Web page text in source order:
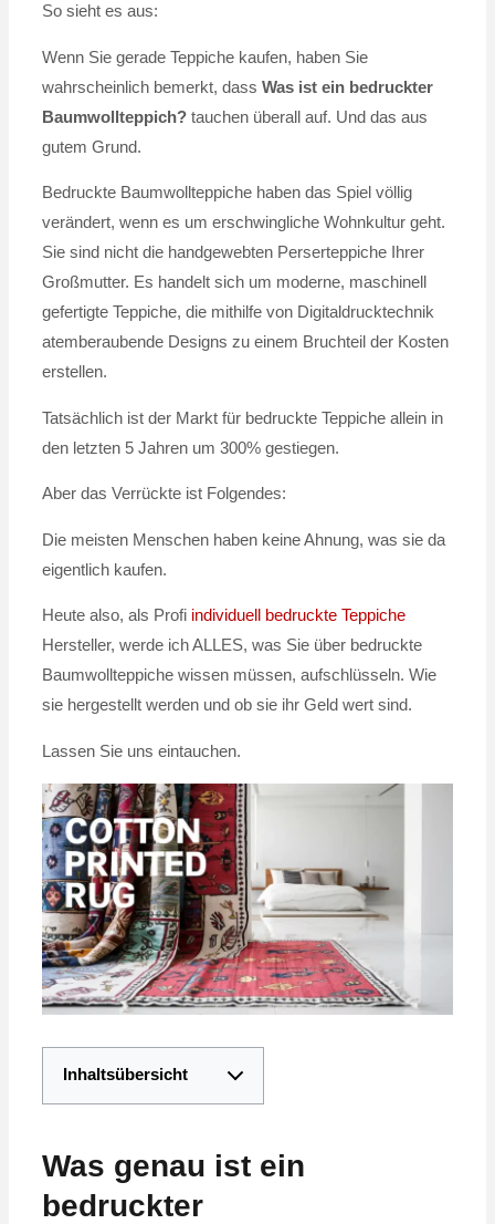
So sieht es aus:
Wenn Sie gerade Teppiche kaufen, haben Sie
wahrscheinlich bemerkt, dass Was ist ein bedruckter
Baumwollteppich?tauchen überall auf. Und das aus
gutem Grund.
Bedruckte Baumwollteppiche haben das Spiel völlig
verändert, wenn es um erschwingliche Wohnkultur geht.
Sie sind nicht die handgewebten Perserteppiche Ihrer
Großmutter. Es handelt sich um moderne, maschinell
gefertigte Teppiche, die mithilfe von Digitaldrucktechnik
atemberaubende Designs zu einem Bruchteil der Kosten
erstellen.
Tatsächlich ist der Markt für bedruckte Teppiche allein in
den letzten 5 Jahren um 300% gestiegen.
Aber das Verrückte ist Folgendes:
Die meisten Menschen haben keine Ahnung, was sie da
eigentlich kaufen.
Heute also, als Profi individuell bedruckte Teppiche
Hersteller, werde ich ALLES, was Sie über bedruckte
Baumwollteppiche wissen müssen, aufschlüsseln. Wie
sie hergestellt werden und ob sie ihr Geld wert sind.
Lassen Sie uns eintauchen.
Inhaltsübersicht
Was genau ist ein
bedruckter